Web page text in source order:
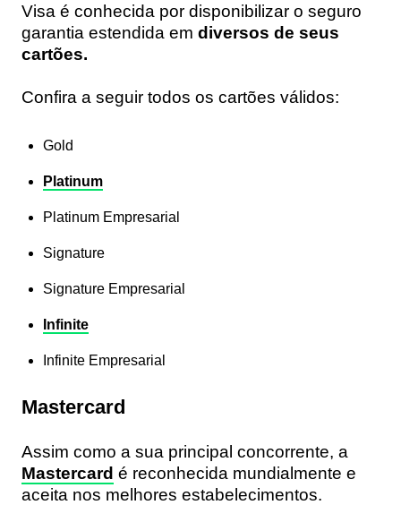
Visa é conhecida por disponibilizar o seguro
garantia estendida em diversos de seus
cartões.
Confira a seguir todos os cartões válidos:
Gold
Platinum
Platinum Empresarial
Signature
Signature Empresarial
Infinite
Infinite Empresarial
Mastercard
Assim como a sua principal concorrente, a
Mastercard é reconhecida mundialmente e
aceita nos melhores estabelecimentos.